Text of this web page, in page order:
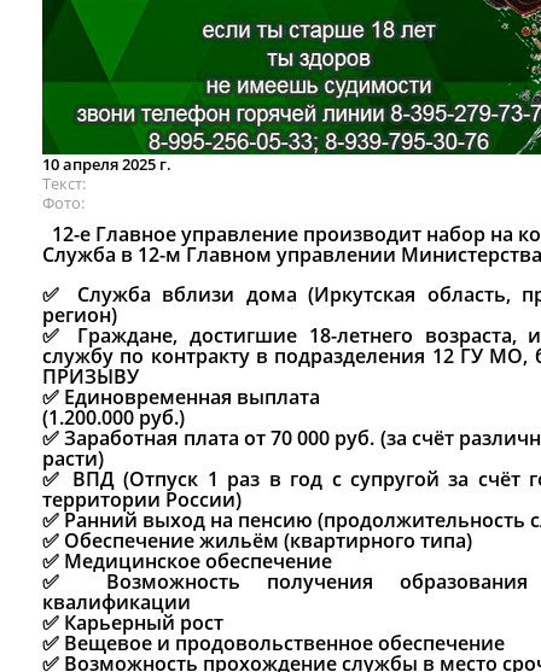
10 апреля 2025 г.
Текст
Фото
12-е Главное управление производит набор на
Служба в 12-м Главном управлении
✅ Служба вблизи дома (Иркутская
регион)
✅ Граждане, достигшие 18-летнего
службу по контракту в подразделения 12 ГУ
ПРИЗЫВУ
✅ Единовременная выплата
(1.200.000 руб.)
✅ Заработная плата от 70 000 руб. (за счёт
расти)
✅ ВПД (Отпуск 1 раз в год с супругой за счёт
территории России)
✅ Ранний выход на пенсию (продолжительность
✅ Обеспечение жильём (квартирного типа)
✅ Медицинское обеспечение
✅ Возможность получения
квалификации
✅ Карьерный рост
✅ Вещевое и продовольственное обеспечение
✅ Возможность прохождение службы в место